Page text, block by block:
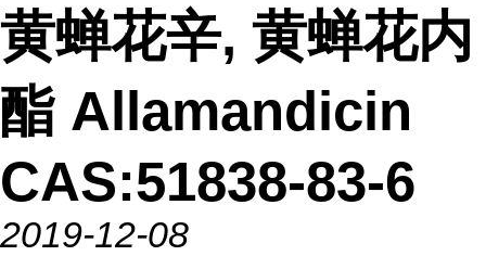
黄蝉花辛, 黄蝉花内
酯 Allamandicin
CAS:51838-83-6
2019-12-08